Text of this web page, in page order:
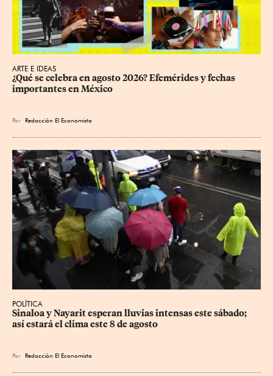
ARTE E IDEAS
¿Qué se celebra en agosto 2026? Efemérides y fechas
importantes en México
Por Redacción El Economista
POLÍTICA
Sinaloa y Nayarit esperan lluvias intensas este sábado;
así estará el clima este 8 de agosto
Por Redacción El Economista